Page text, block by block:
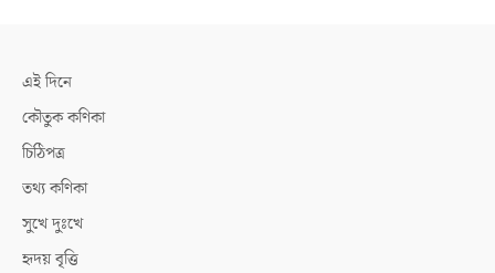
এই দিনে
কৌতুক কণিকা
চিঠিপত্র
তথ্য কণিকা
সুখে দুঃখে
হৃদয় বৃত্তি